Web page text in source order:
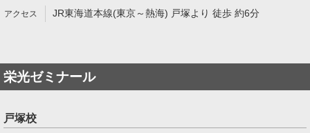
JR東海道本線(東京～熱海) 戸塚より 徒歩 約6分
栄光ゼミナール
戸塚校